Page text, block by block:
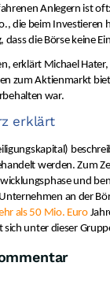
Anlegern ist
die beim Investieren
die Börse keine
erklärt Michael
zum Aktienmarkt
war.
erklärt
werden. Zum
und
an der
als 50 Mio. Euro
sich unter dieser